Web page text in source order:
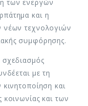
των ενεργών
και η
νέων τεχνολογιών
συμφόρησης.
με τη
και
κοινωνίας και των